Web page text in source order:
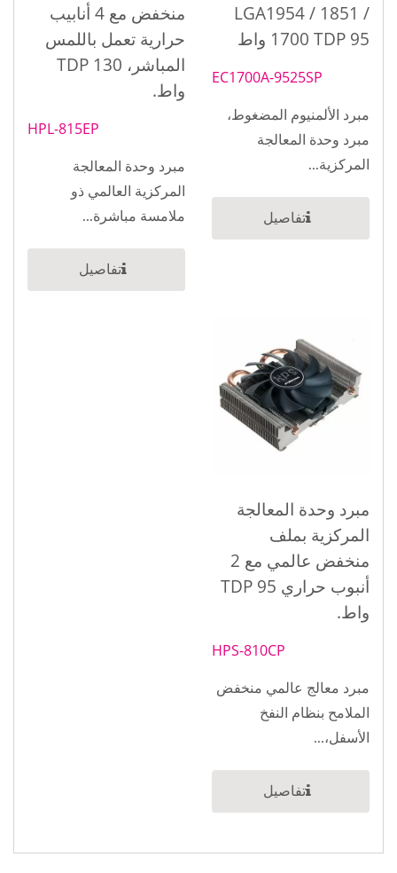
LGA1954 / 1851 /
1700 TDP 95 واط
EC1700A-9525SP
مبرد الألمنيوم المضغوط،
مبرد وحدة المعالجة
المركزية...
تفاصيل
منخفض مع 4 أنابيب
حرارية تعمل باللمس
المباشر، TDP 130
واط.
HPL-815EP
مبرد وحدة المعالجة
المركزية العالمي ذو
ملامسة مباشرة...
تفاصيل
مبرد وحدة المعالجة
المركزية بملف
منخفض عالمي مع 2
أنبوب حراري TDP 95
واط.
HPS-810CP
مبرد معالج عالمي منخفض
الملامح بنظام النفخ
الأسفل،...
تفاصيل